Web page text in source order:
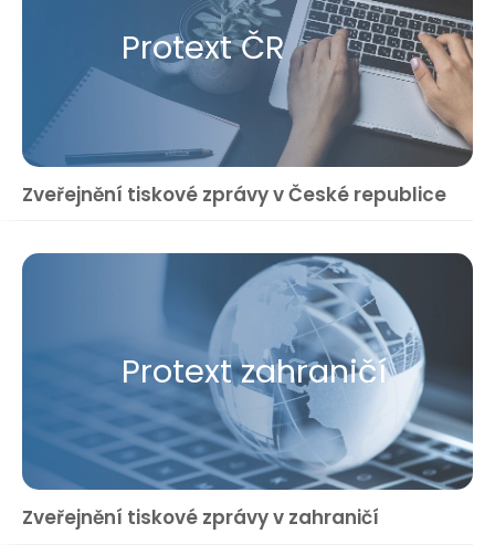
Protext ČR
Zveřejnění tiskové zprávy v České republice
Protext zahraničí
Zveřejnění tiskové zprávy v zahraničí